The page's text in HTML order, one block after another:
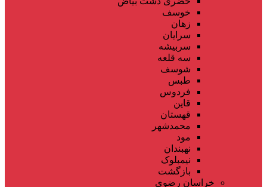
خوسف
زهان
سرایان
سربیشه
سه قلعه
شوسف
طبس
فردوس
قاین
قهستان
محمدشهر
مود
نهبندان
نیمبلوک
بازگشت
خراسان رضوی